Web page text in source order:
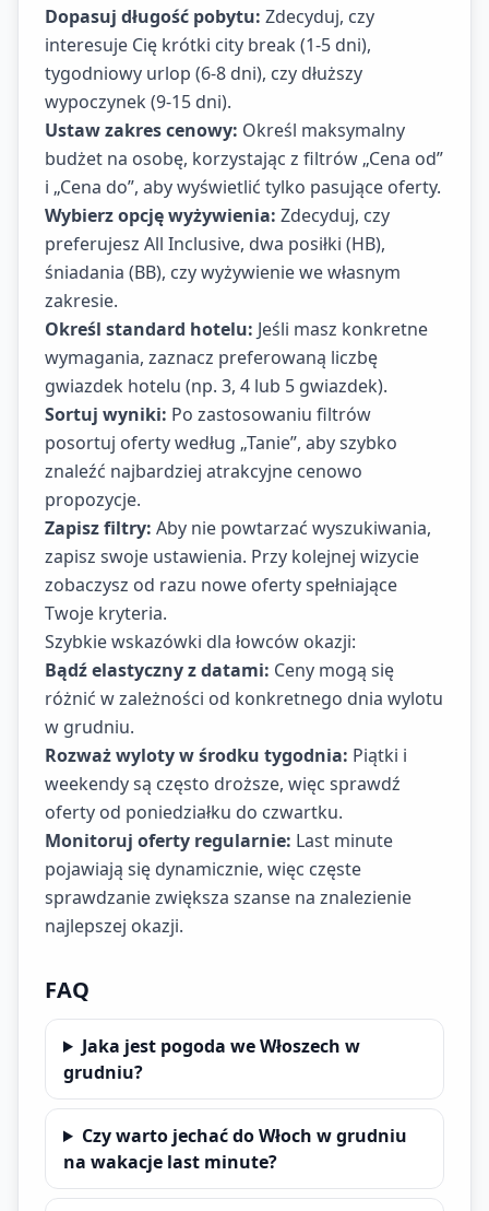
Dopasuj długość pobytu: Zdecyduj, czy
interesuje Cię krótki city break (1-5 dni),
tygodniowy urlop (6-8 dni), czy dłuższy
wypoczynek (9-15 dni).
Ustaw zakres cenowy: Określ maksymalny
budżet na osobę, korzystając z filtrów „Cena od”
i „Cena do”, aby wyświetlić tylko pasujące oferty.
Wybierz opcję wyżywienia: Zdecyduj, czy
preferujesz All Inclusive, dwa posiłki (HB),
śniadania (BB), czy wyżywienie we własnym
zakresie.
Określ standard hotelu: Jeśli masz konkretne
wymagania, zaznacz preferowaną liczbę
gwiazdek hotelu (np. 3, 4 lub 5 gwiazdek).
Sortuj wyniki: Po zastosowaniu filtrów
posortuj oferty według „Tanie”, aby szybko
znaleźć najbardziej atrakcyjne cenowo
propozycje.
Zapisz filtry: Aby nie powtarzać wyszukiwania,
zapisz swoje ustawienia. Przy kolejnej wizycie
zobaczysz od razu nowe oferty spełniające
Twoje kryteria.
Szybkie wskazówki dla łowców okazji:
Bądź elastyczny z datami: Ceny mogą się
różnić w zależności od konkretnego dnia wylotu
w grudniu.
Rozważ wyloty w środku tygodnia: Piątki i
weekendy są często droższe, więc sprawdź
oferty od poniedziałku do czwartku.
Monitoruj oferty regularnie: Last minute
pojawiają się dynamicznie, więc częste
sprawdzanie zwiększa szanse na znalezienie
najlepszej okazji.
FAQ
Jaka jest pogoda we Włoszech w
grudniu?
Czy warto jechać do Włoch w grudniu
na wakacje last minute?